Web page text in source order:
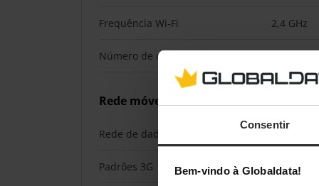
Consentir
Bem-vindo à Globaldata!
Frequência Wi-Fi 2,4 GHz
Número de conexões WLAN (máx.)
Rede móvel
Rede de dados
Padrões 3G HSPA+,